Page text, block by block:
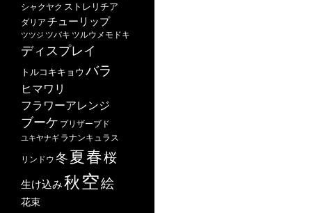
シャクヤク ストレリチア
ダリア チューリップ
ツツジ ツバキ ツルウメモドキ
ディスプレイ
トルコキキョウ バラ
ヒマワリ
フラワーアレンジ
ブーケ プリザーブド
ユキヤナギ ラナンキュラス
リンドウ 冬夏春桜
生け込み秋 空絵
花束